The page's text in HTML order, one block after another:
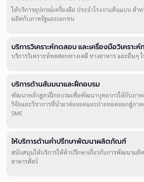
ให้บริการอุปกรณ์เครื่องมือ ประจำโรงงานต้นแบบ สำ
ผลิตกับภาครัฐและเอกชน
บริการวิเคราะห์ทดสอบ และเครื่องมือวิเคราะ
บริการวิเคราะห์ทดสอบทางเคมี ทางอาหาร และอื่นๆ
บริการด้านสัมมนาและฝึกอบรม
พัฒนาหลักสูตรฝึกอบรมเพื่อพัฒนาบุคลากรให้กับภาค
วิจัยและวิชาการที่นำมาต่อยอดและถ่ายทอดออกสู่ภา
SME
ให้บริการด้านคำปรึกษาพัฒนาผลิตภัณฑ์
สนับสนุนให้บริการให้คำปรึกษาเกี่ยวกับการพัฒนาผ
อาหารสัตว์